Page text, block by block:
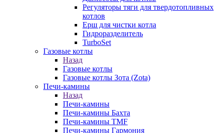
Регуляторы тяги для твердотопливных
котлов
Ерш для чистки котла
Гидроразделитель
TurboSet
Газовые котлы
Назад
Газовые котлы
Газовые котлы Зота (Zota)
Печи-камины
Назад
Печи-камины
Печи-камины Бахта
Печи-камины TMF
Печи-камины Гармония